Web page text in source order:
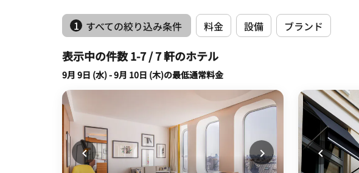
1 すべての絞り込み条件 料金 設備 ブランド
表示中の件数 1-7 / 7 軒のホテル
9月 9日 (水) - 9月 10日 (木)の最低通常料金